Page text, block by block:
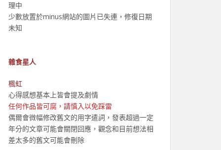
理中
少數放置於minus網站的圖片已失連，修復日期
未知
雜食星人
楓虹
心得感想基本上皆會提及劇情
任何作品皆可腐，請慎入以免踩雷
偶爾會微幅修改舊文的用字遣詞，發表超過一定
年分的文章可能會關閉回應，觀念和目前想法相
差太多的舊文可能會刪除